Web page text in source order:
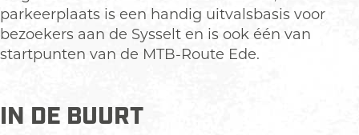
e
r
p
a
k
e
e
parkeerplaats is een handig uitvalsbasis voor
bezoekers aan de Sysselt en is ook één van
startpunten van de MTB-Route Ede.
IN DE BUURT